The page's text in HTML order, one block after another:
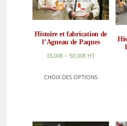
Histoire et fabrication de
l’Agneau de Paques
15,00€ –50,00€ HT
CHOIX DES OPTIONS